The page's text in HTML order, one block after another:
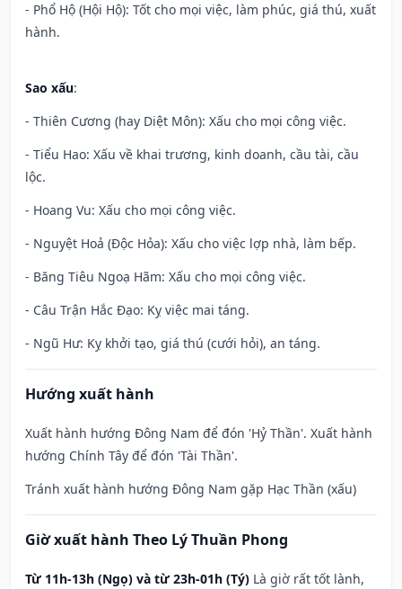
- Phổ Hộ (Hội Hộ): Tốt cho mọi việc, làm phúc, giá thú, xuất
hành.
Sao xấu:
- Thiên Cương (hay Diệt Môn): Xấu cho mọi công việc.
- Tiểu Hao: Xấu về khai trương, kinh doanh, cầu tài, cầu
lộc.
- Hoang Vu: Xấu cho mọi công việc.
- Nguyệt Hoả (Độc Hỏa): Xấu cho việc lợp nhà, làm bếp.
- Băng Tiêu Ngoạ Hãm: Xấu cho mọi công việc.
- Câu Trận Hắc Đạo: Kỵ việc mai táng.
- Ngũ Hư: Kỵ khởi tạo, giá thú (cưới hỏi), an táng.
Hướng xuất hành
Xuất hành hướng Đông Nam để đón 'Hỷ Thần'. Xuất hành
hướng Chính Tây để đón 'Tài Thần'.
Tránh xuất hành hướng Đông Nam gặp Hạc Thần (xấu)
Giờ xuất hành Theo Lý Thuần Phong
Từ 11h-13h (Ngọ) và từ 23h-01h (Tý) Là giờ rất tốt lành,